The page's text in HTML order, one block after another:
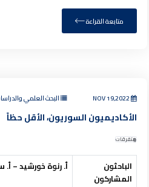
متابعة القراءة
NOV 19,2022 البحث العلمي
الأكاديميون السوريون، الأقل حظاً
متفرقات
الباحثون
المشاركون
أ. رنوة خورشيد – أ.